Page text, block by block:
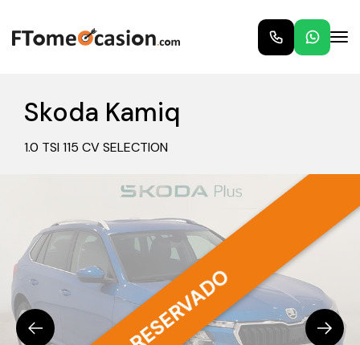
Skoda Kamiq
1.0 TSI 115 CV SELECTION
RESERVADO